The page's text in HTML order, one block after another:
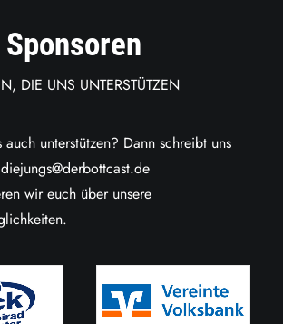
DIE UNS UNTERSTÜTZEN
auch unterstützen? Dann schreibt uns
diejungs@derbottcast.de
wir euch über unsere